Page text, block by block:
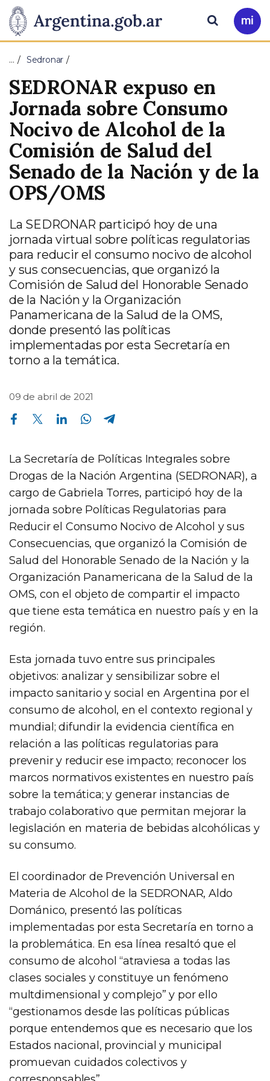
Presidencia
de
la
Nación
Pasar al contenido principal
Ir
a
Buscar
… Sedronar
SEDRONAR expuso en
Jornada sobre Consumo
Nocivo de Alcohol de la
Comisión de Salud del
Senado de la Nación y de la
OPS/OMS
La SEDRONAR participó hoy de una
jornada virtual sobre políticas regulatorias
para reducir el consumo nocivo de alcohol
y sus consecuencias, que organizó la
Comisión de Salud del Honorable Senado
de la Nación y la Organización
Panamericana de la Salud de la OMS,
donde presentó las políticas
implementadas por esta Secretaría en
torno a la temática.
09 de abril de 2021
Compartir en Facebook Compartir en Twitter Compartir en Linkedin Compartir en Whatsapp
La Secretaría de Políticas Integrales sobre
Drogas de la Nación Argentina (SEDRONAR), a
cargo de Gabriela Torres, participó hoy de la
jornada sobre Políticas Regulatorias para
Reducir el Consumo Nocivo de Alcohol y sus
Consecuencias, que organizó la Comisión de
Salud del Honorable Senado de la Nación y la
Organización Panamericana de la Salud de la
OMS, con el objeto de compartir el impacto
que tiene esta temática en nuestro país y en la
región.
Esta jornada tuvo entre sus principales
objetivos: analizar y sensibilizar sobre el
impacto sanitario y social en Argentina por el
consumo de alcohol, en el contexto regional y
mundial; difundir la evidencia científica en
relación a las políticas regulatorias para
prevenir y reducir ese impacto; reconocer los
marcos normativos existentes en nuestro país
sobre la temática; y generar instancias de
trabajo colaborativo que permitan mejorar la
legislación en materia de bebidas alcohólicas y
su consumo.
El coordinador de Prevención Universal en
Materia de Alcohol de la SEDRONAR, Aldo
Dománico, presentó las políticas
implementadas por esta Secretaría en torno a
la problemática. En esa línea resaltó que el
consumo de alcohol “atraviesa a todas las
clases sociales y constituye un fenómeno
multdimensional y complejo” y por ello
“gestionamos desde las políticas públicas
porque entendemos que es necesario que los
Estados nacional, provincial y municipal
promuevan cuidados colectivos y